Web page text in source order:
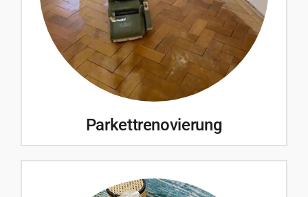
Parkettrenovierung